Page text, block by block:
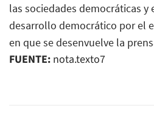
las sociedades democráticas y
desarrollo democrático por el
en que se desenvuelve la
FUENTE: nota.texto7